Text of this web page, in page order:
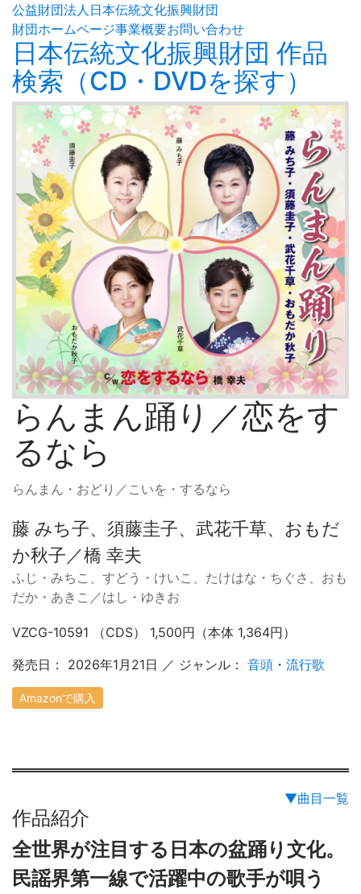
公益財団法人日本伝統文化振興財団
財団ホームページ事業概要お問い合わせ
日本伝統文化振興財団 作品
検索（CD・DVDを探す）
らんまん踊り／恋をす
るなら
らんまん・おどり／こいを・するなら
藤 みち子、須藤圭子、武花千草、おもだ
か秋子／橋 幸夫
ふじ・みちこ、すどう・けいこ、たけはな・ちぐさ、おも
だか・あきこ／はし・ゆきお
VZCG-10591 （CDS） 1,500円（本体 1,364円）
発売日： 2026年1月21日 ／ ジャンル： 音頭 ・ 流行歌
Amazonで購入
▼曲目一覧
作品紹介
全世界が注目する日本の盆踊り文化。
民謡界第一線で活躍中の歌手が唄う